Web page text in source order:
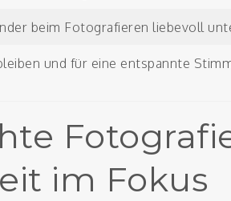
beim Fotografieren liebevoll
und für eine entspannte
im Fokus